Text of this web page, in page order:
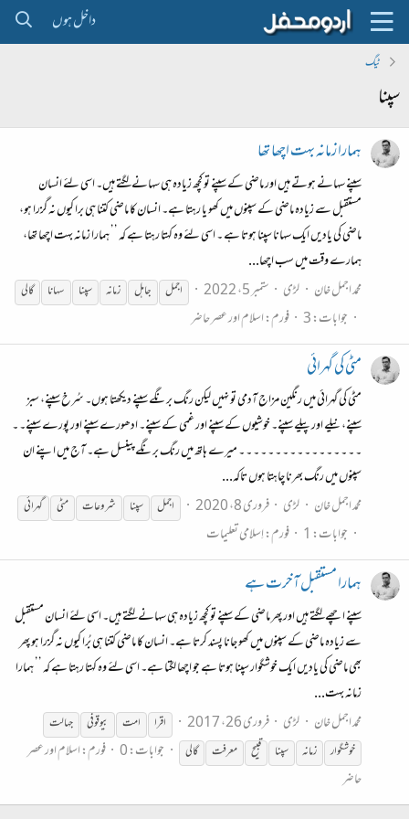
داخل ہوں
ٹیگ
سپنا
ہمارا زمانہ بہت اچھا تھا
سپنے سہانے ہوتے ہیں اور ماضی کے سپنے تو کچھ زیادہ ہی سہانے لگتے ہیں۔ اسی لئے انسان
مستقبل سے زیادہ ماضی کے سپنوں میں کھو یا رہتا ہے۔ انسان کا ماضی کتنا ہی برا کیوں نہ گزرا ہو،
ماضی کی یادیں ایک سہانا سپنا ہوتا ہے ۔ اسی لئے وہ کہتا رہتا ہے کہ ’’ ہمارا زمانہ بہت اچھا تھا،
ہمارے وقت میں سب اچھا...
محمد اجمل خان
لڑی ستمبر 5، 2022 اجمل جاہل زمانہ سپنا سہانا گالی
جوابات: 3 فورم:اسلام اور عصر حاضر
مٹی کی گہرائی
مٹی کی گہرائی میں رنگین مزاج آدمی تو نہیں لیکن رنگ برنگے سپنے دیکھتا ہوں۔ سُرخ سپنے، سبز
سپنے، نیلے اور پیلے سپنے۔ خوشیوں کے سپنے اور غمی کے سپنے۔ ادھورے سپنے اور پورے سپنے۔ ۔
۔ ۔ ۔ ۔ ۔ ۔ ۔ ۔ ۔ ۔ ۔ ۔ ۔ ۔ ۔ ۔ ۔ میرے ہاتھ میں رنگ برنگے پینسل ہے۔ آج میں اپنے ان
سپنوں میں رنگ بھرنا چاہتا ہوں تاکہ...
محمد اجمل خان
لڑی فروری 8، 2020 اجمل سپنا شروعات مٹی گہرائی
جوابات: 1 فورم:اِسلامی تعلیمات
ہمارا مستقبل آخرت ہے
سپنے اچھے لگتے ہیں اور پھر ماضی کے سپنے تو کچھ زیادہ ہی سہانے لگتے ہیں۔ اسی لئے انسان مستقبل
سے زیادہ ماضی کے سپنوں میں کھو جانا پسند کرتا ہے۔ انسان کا ماضی کتنا ہی بُرا کیوں نہ گزرا ہو پھر
بھی ماضی کی یادیں ایک خوشگوار سپنا ہوتا ہے جو اچھا لگتا ہے۔ اسی لئے وہ کہتا رہتا ہے کہ ’’ ہمارا
زمانہ بہت...
محمد اجمل خان
لڑی فروری 26، 2017 اقرا امت بیوقوفی
جہالت
خوشگوار
زمانہ سپنا قبیح معرفت گالی جوابات: 0 فورم:اسلام اور عصر
حاضر